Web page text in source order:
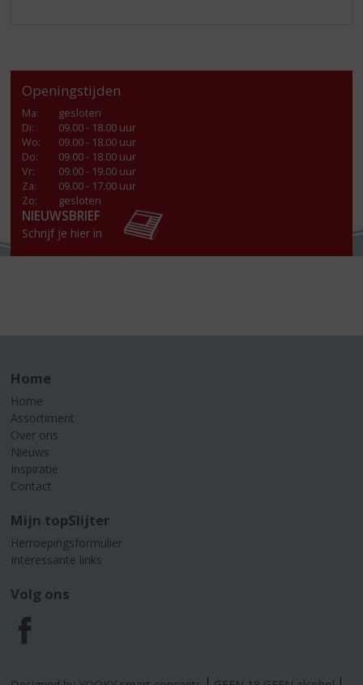
Openingstijden
Ma:
gesloten
Di:
09.00 - 18.00 uur
Wo:
09.00 - 18.00 uur
Do:
09.00 - 18.00 uur
Vr:
09.00 - 19.00 uur
Za:
09.00 - 17.00 uur
Zo:
gesloten
NIEUWSBRIEF
Schrijf je hier in
Home
Home
Assortiment
Over ons
Nieuws
Inspiratie
Contact
Mijn topSlijter
Herroepingsformulier
Interessante links
Volg ons
F
a